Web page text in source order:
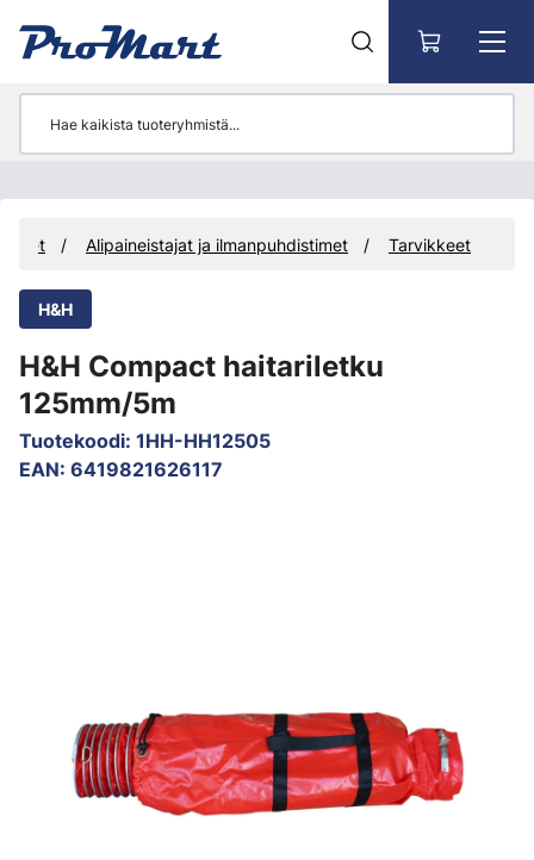
Alipaineistajat ja ilmanpuhdistimet Tarvikkeet
H&H
H&H Compact haitariletku
125mm/5m
Tuotekoodi: 1HH-HH12505
EAN: 6419821626117